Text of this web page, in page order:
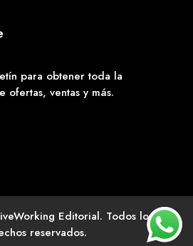
para obtener toda la
ofertas, ventas y más.
Editorial. Todos los
reservados.